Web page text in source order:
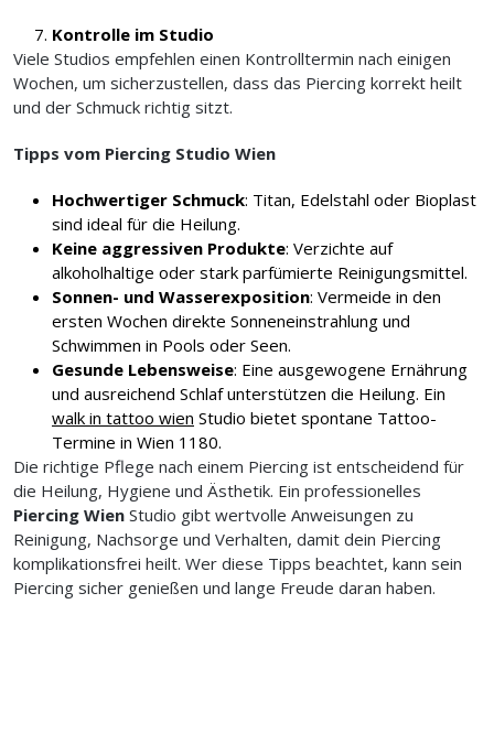
Kontrolle im Studio
Viele Studios empfehlen einen Kontrolltermin nach einigen
Wochen, um sicherzustellen, dass das Piercing korrekt heilt
und der Schmuck richtig sitzt.
Tipps vom Piercing Studio Wien
Hochwertiger Schmuck: Titan, Edelstahl oder Bioplast
sind ideal für die Heilung.
Keine aggressiven Produkte: Verzichte auf
alkoholhaltige oder stark parfümierte Reinigungsmittel.
Sonnen- und Wasserexposition: Vermeide in den
ersten Wochen direkte Sonneneinstrahlung und
Schwimmen in Pools oder Seen.
Gesunde Lebensweise: Eine ausgewogene Ernährung
und ausreichend Schlaf unterstützen die Heilung. Ein
walk in tattoo wien Studio bietet spontane Tattoo-
Termine in Wien 1180.
Die richtige Pflege nach einem Piercing ist entscheidend für
die Heilung, Hygiene und Ästhetik. Ein professionelles
Piercing Wien Studio gibt wertvolle Anweisungen zu
Reinigung, Nachsorge und Verhalten, damit dein Piercing
komplikationsfrei heilt. Wer diese Tipps beachtet, kann sein
Piercing sicher genießen und lange Freude daran haben.